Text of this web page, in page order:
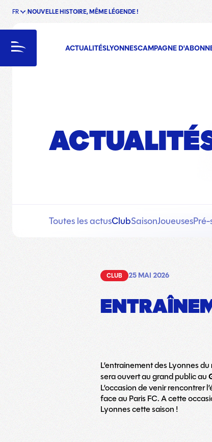
FR NOUVELLE HISTOIRE, MÊME LÉGENDE !
Menu ACTUALITÉSLYONNESCAMPAGNE
Toutes les actusClubSaisonJoueuses
CLUB 25 MAI 2026
L’entrainement des Lyonnes du
sera ouvert au grand public au
L’occasion de venir
face au Paris FC. A cette
Lyonnes cette saison !